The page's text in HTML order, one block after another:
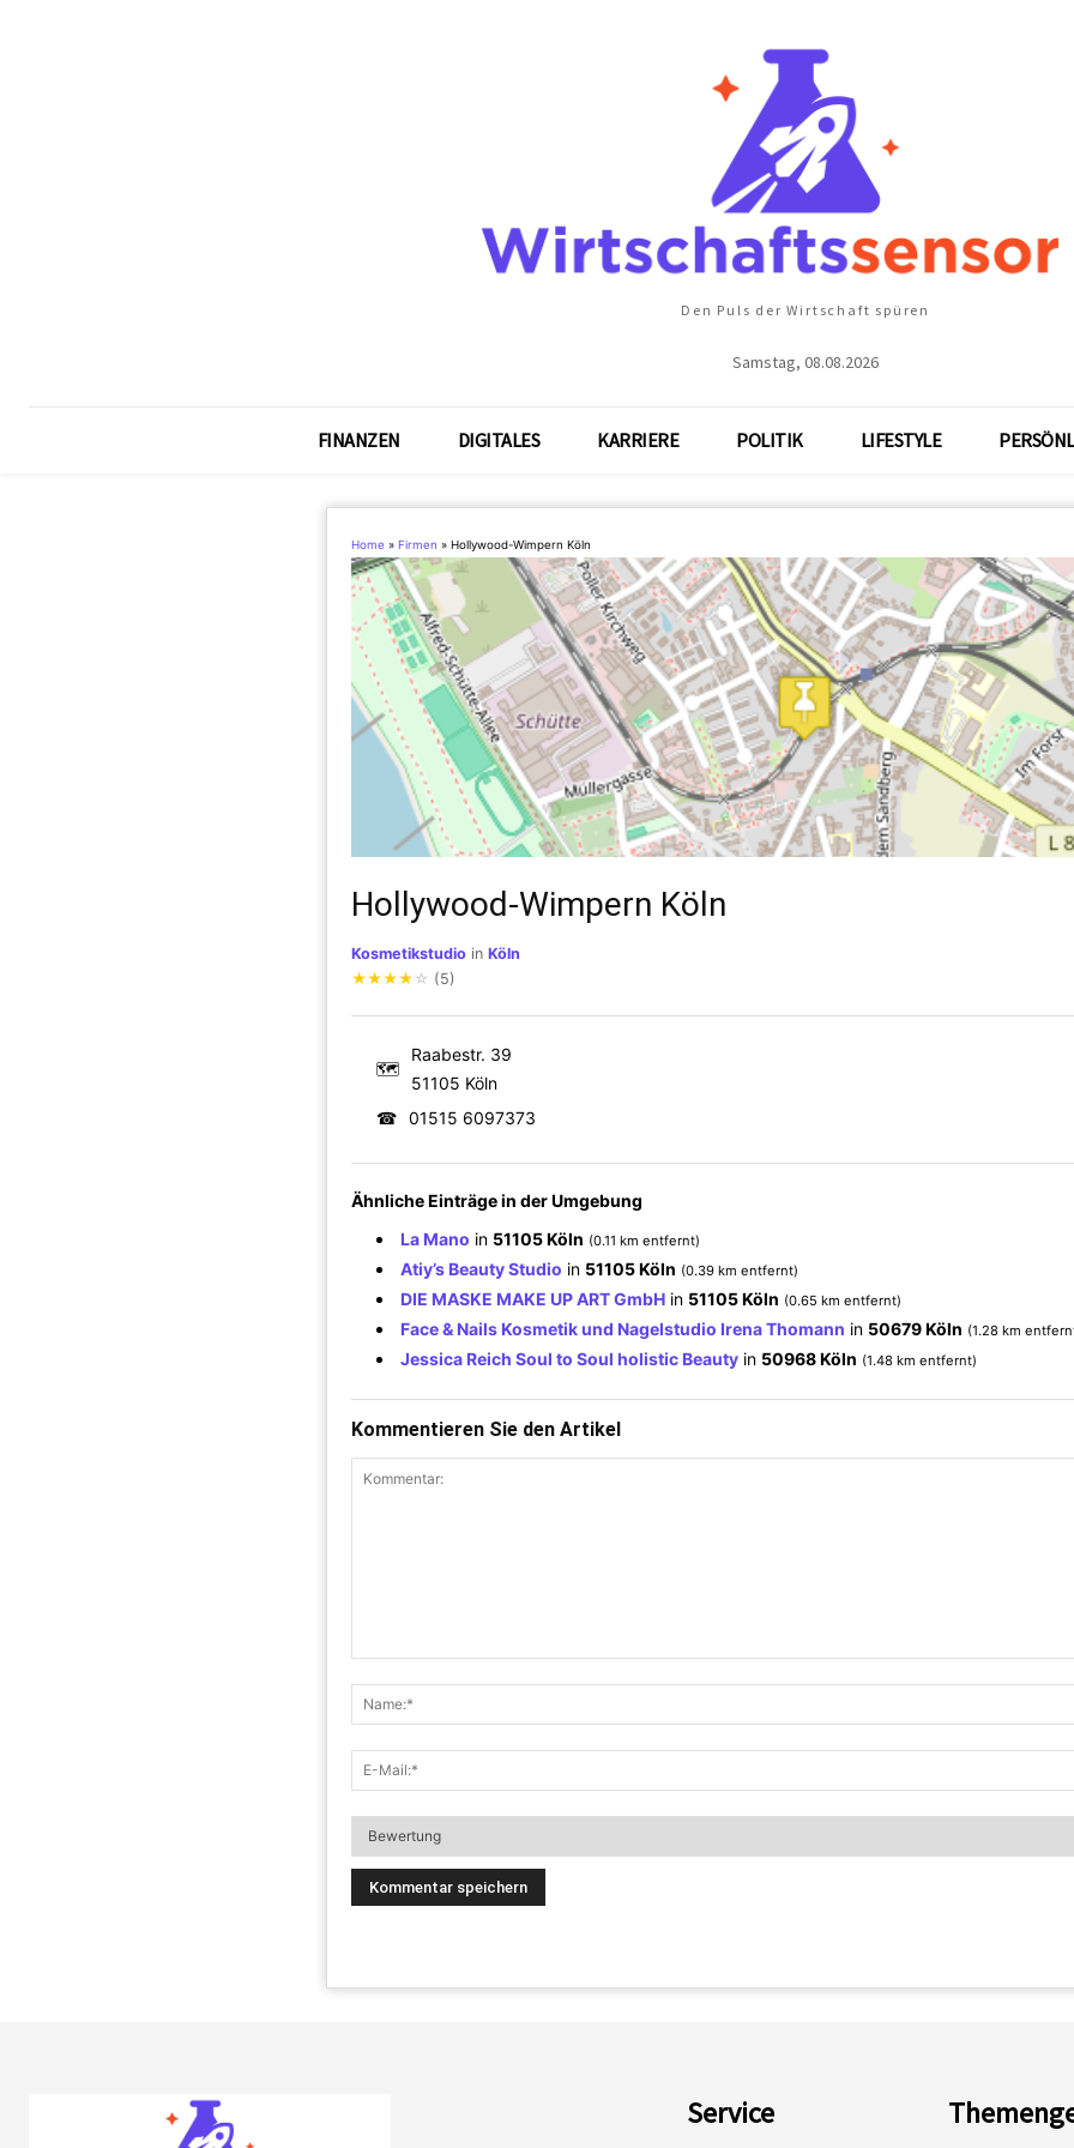
Den Puls der Wirtschaft spüren
Samstag, 08.08.2026
FINANZEN DIGITALES KARRIERE POLITIK LIFESTYLE
Home » Firmen » Hollywood-Wimpern Köln
Hollywood-Wimpern Köln
Kosmetikstudio in Köln
★★★★ ☆ (5)
🗺
Raabestr. 39
51105 Köln
☎ 01515 6097373
Ähnliche Einträge in der Umgebung
La Mano in 51105 Köln (0.11 km entfernt)
Atiy’s Beauty Studio in 51105 Köln (0.39 km entfernt)
DIE MASKE MAKE UP ART GmbH in 51105 Köln (0.65 km entfernt)
Face & Nails Kosmetik und Nagelstudio Irena Thomann in 50679 Köln (1.28 km
Jessica Reich Soul to Soul holistic Beauty in 50968 Köln (1.48 km entfernt)
Kommentieren Sie den Artikel
Service